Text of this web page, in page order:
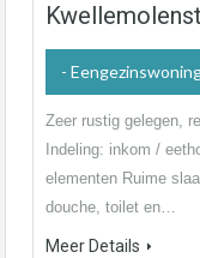
-
Zeer rustig gelegen,
Indeling: inkom /
elementen Ruime
douche, toilet en…
Meer Details